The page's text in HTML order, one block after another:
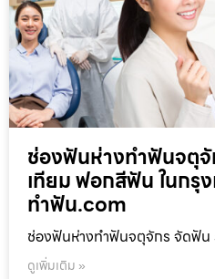
ช่องฟันห่างทำฟันจตุ
เทียม ฟอกสีฟัน ในกรุ
ทำฟัน.com
ช่องฟันห่างทำฟันจตุจักร จัดฟัน
ดูเพิ่มเติม »